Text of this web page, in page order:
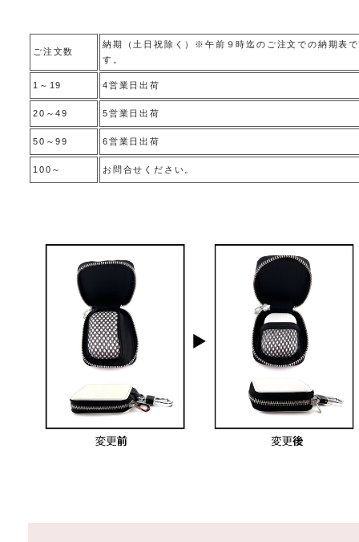
ご注文数
納期（土日祝除く）※午前９時迄のご注文での納期表で
す。
1～19 4営業日出荷
20～49 5営業日出荷
50～99 6営業日出荷
100～ お問合せください。